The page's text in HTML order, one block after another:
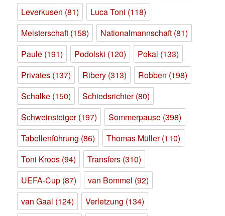
Leverkusen (81) Luca Toni (118)
Meisterschaft (158) Nationalmannschaft (81)
Paule (191) Podolski (120) Pokal (133)
Privates (137) Ribery (313) Robben (198)
Schalke (150) Schiedsrichter(80)
Schweinsteiger(197) Sommerpause (398)
Tabellenführung (86) Thomas Müller(110)
Toni Kroos (94) Transfers (310)
UEFA-Cup (87) van Bommel (92)
van Gaal (124) Verletzung (134)